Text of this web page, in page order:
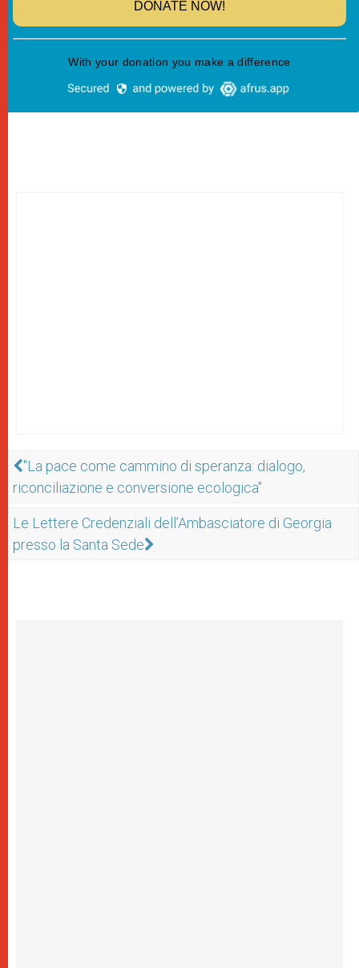
"La pace come cammino di speranza: dialogo,
riconciliazione e conversione ecologica"
Le Lettere Credenziali dell’Ambasciatore di Georgia
presso la Santa Sede